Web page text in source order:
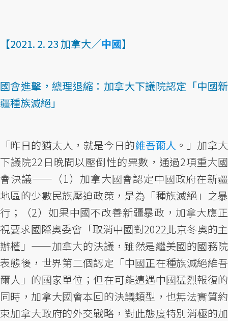
【2021. 2. 23 加拿大／中國】
國會進擊，總理退縮：加拿大下議院認定「中國新
疆種族滅絕」
「昨日的猶太人，就是今日的維吾爾人 。」加拿大
下議院22日晚間以壓倒性的票數，通過2項重大國
會決議——（1）加拿大國會認定中國政府在新疆
地區的少數民族壓迫政策，是為「種族滅絕」之暴
行；（2）如果中國不改善新疆暴政，加拿大應正
視要求國際奧委會「取消中國對2022北京冬奧的主
辦權」——加拿大的決議，雖然是繼美國的國務院
表態後，世界第二個認定「中國正在種族滅絕維吾
爾人」的國家單位；但在可能遭遇中國猛烈報復的
同時，加拿大國會本回的決議類型，也無法實質約
束加拿大政府的外交戰略，對此態度特別消極的加